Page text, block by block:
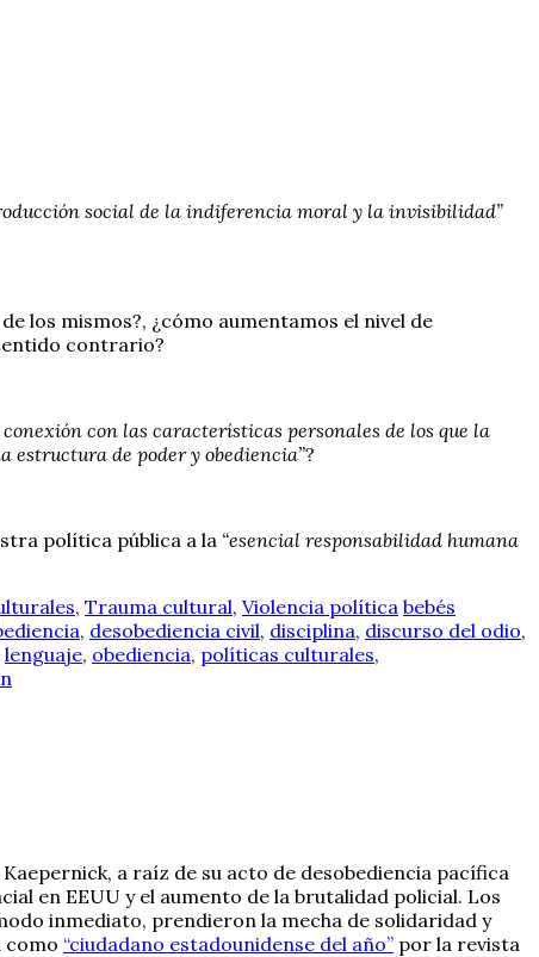
social de la indiferencia moral y la invisibilidad”
los mismos?, ¿cómo aumentamos el nivel de
contrario?
con las características personales de los que la
de poder y obediencia”?
política pública a la “esencial responsabilidad humana
, Trauma cultural, Violencia política bebés
, desobediencia civil, disciplina, discurso del odio,
lenguaje, obediencia, políticas culturales,
a raíz de su acto de desobediencia pacífica
en EEUU y el aumento de la brutalidad policial. Los
inmediato, prendieron la mecha de solidaridad y
como “ciudadano estadounidense del año” por la revista